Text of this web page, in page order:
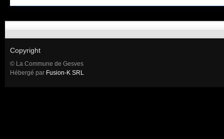
Copyright
© La Commune de Gesves
Hébergé par Fusion-K SRL